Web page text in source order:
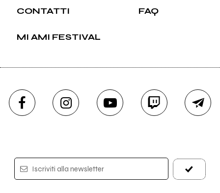
CONTATTI FAQ
MI AMI FESTIVAL
Iscriviti alla newsletter